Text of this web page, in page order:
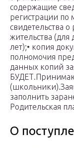
содержащие
регистрации по
свидетельства
жительства (для
лет);• копия
полномочия
данных копий
заполнить
Родительская
О